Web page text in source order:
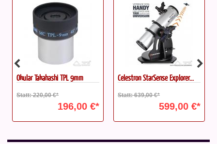
Celestron StarSense Explorer...
Statt: 639,00 €*
599,00 €*
Okular Takahashi TPL 25mm
Statt: 254,00 €*
227,00